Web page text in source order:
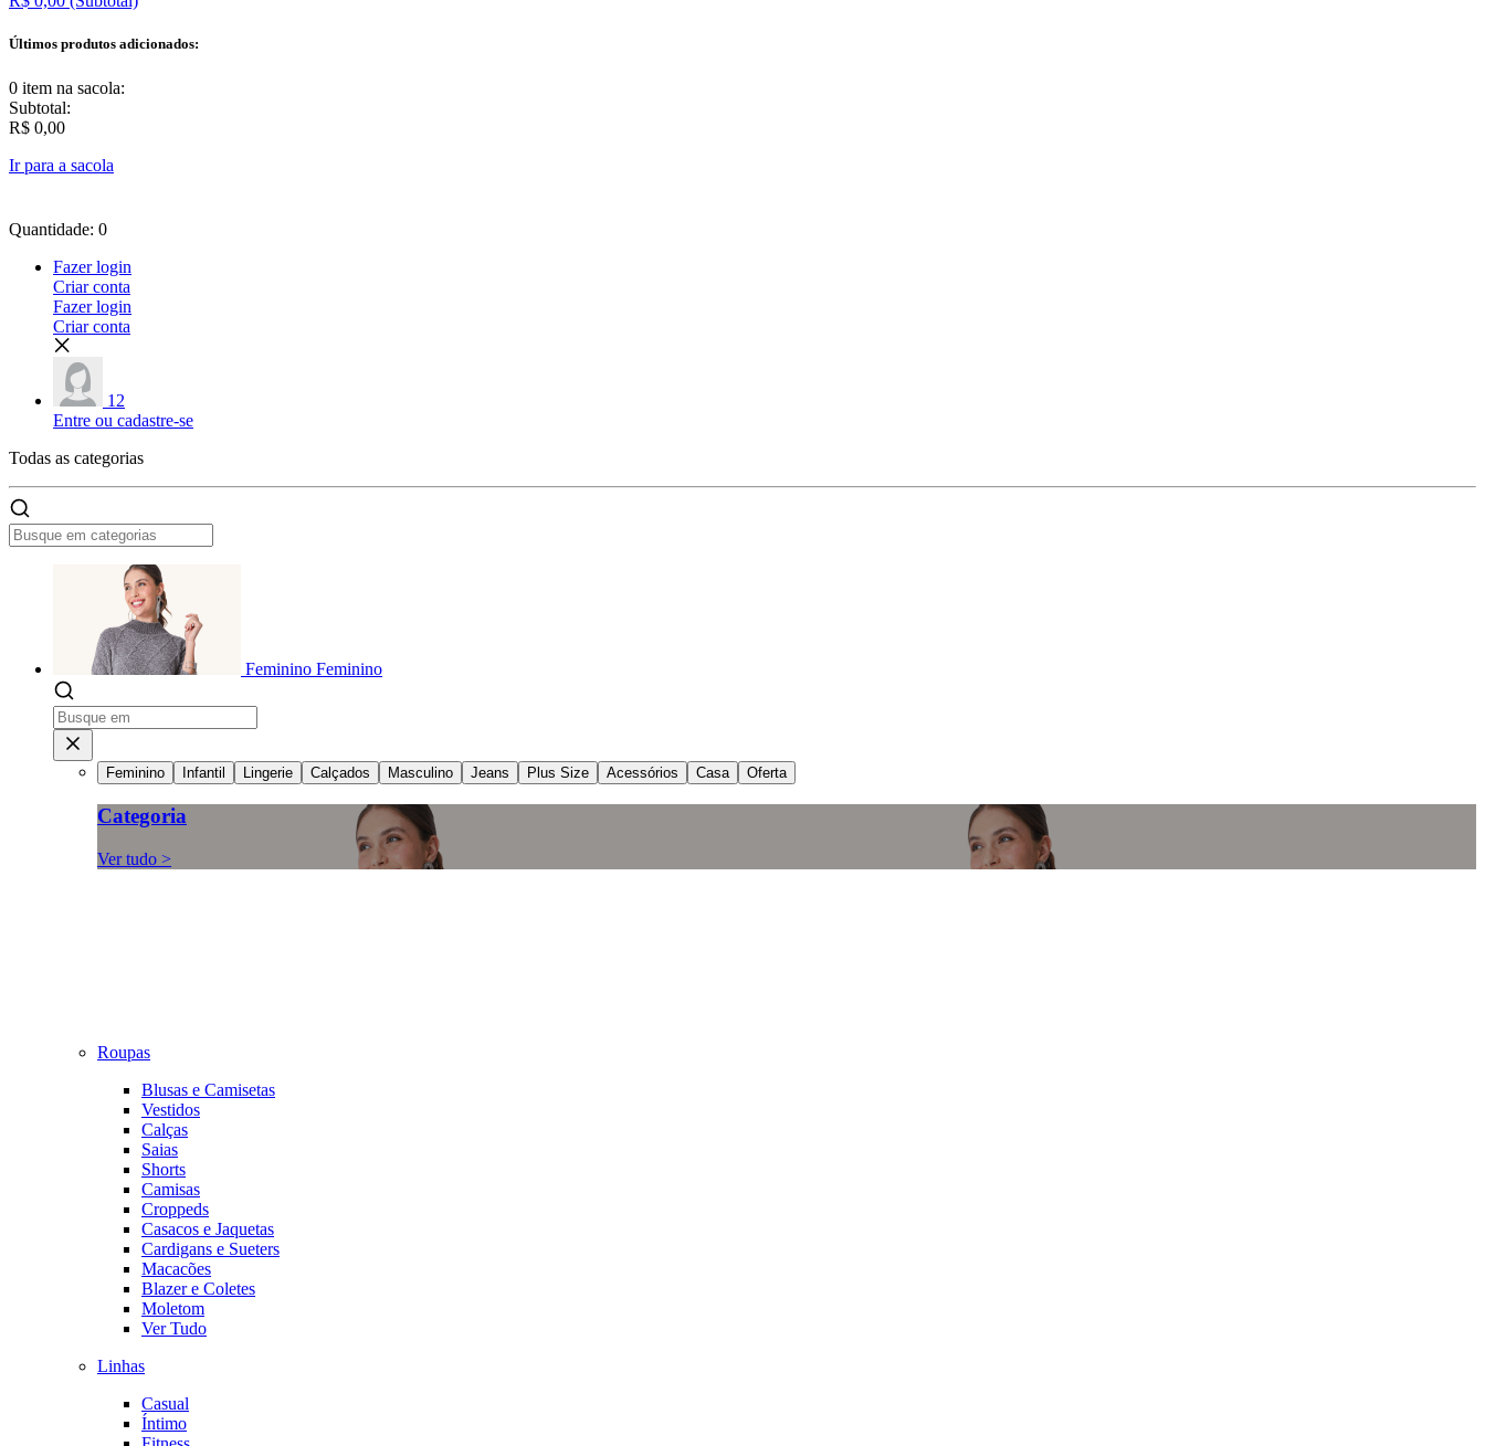
Últimos produtos adicionados:
0 item na sacola:
Subtotal:
R$ 0,00
Ir para a sacola
Quantidade: 0
Fazer login
Criar conta
Fazer login
Criar conta
12
Entre ou cadastre-se
Todas as categorias
Feminino Feminino
Feminino Infantil Lingerie Calçados Masculino Jeans Plus Size Acessórios Casa Oferta
Categoria
Ver tudo >
Roupas
Blusas e Camisetas
Vestidos
Calças
Saias
Shorts
Camisas
Croppeds
Casacos e Jaquetas
Cardigans e Sueters
Macacões
Blazer e Coletes
Moletom
Ver Tudo
Linhas
Casual
Íntimo